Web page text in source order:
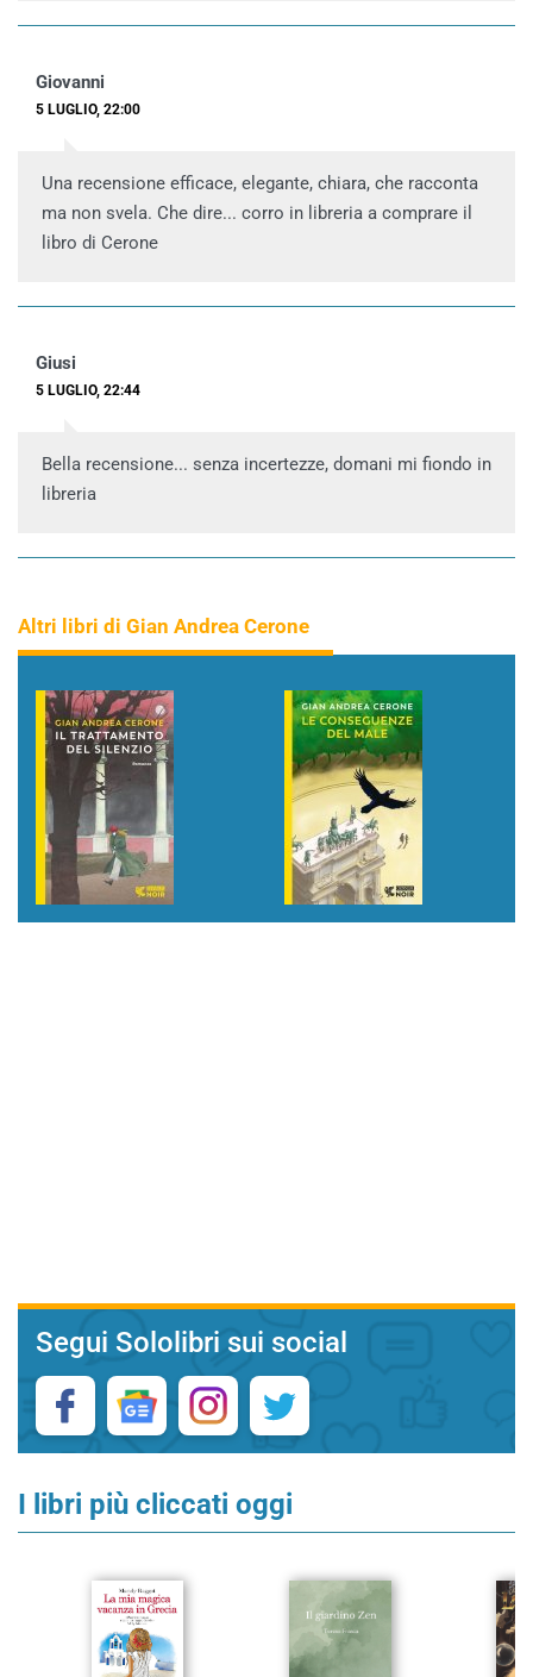
Giovanni
5 LUGLIO, 22:00
Una recensione efficace, elegante, chiara, che racconta
ma non svela. Che dire... corro in libreria a comprare il
libro di Cerone
Giusi
5 LUGLIO, 22:44
Bella recensione... senza incertezze, domani mi fiondo in
libreria
Altri libri di Gian Andrea Cerone
Segui Sololibri sui social
I libri più cliccati oggi